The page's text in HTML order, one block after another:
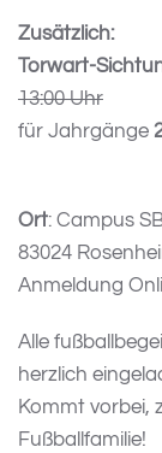
Zusätzlich:
Torwart-
13:00 Uhr
für Jahrgänge
Ort: Campus
83024
Anmeldung
Alle
herzlich
Kommt vorbei,
Fußballfamilie!